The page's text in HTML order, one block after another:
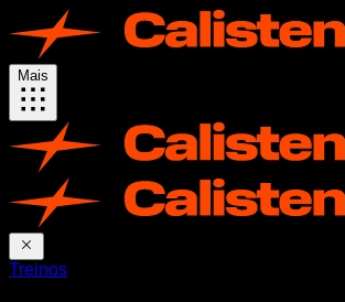
Mais
Treinos